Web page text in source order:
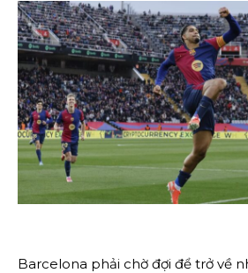
Barcelona phải chờ đợi để trở về